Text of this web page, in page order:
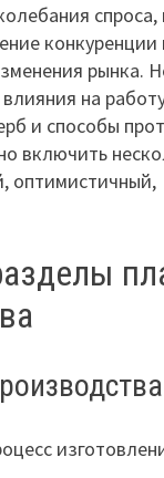
рынка.
на
и способы
включить
оптимистичный,